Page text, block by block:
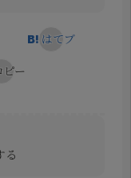
はてブ
ピー
る